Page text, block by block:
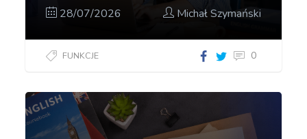
28/07/2026 Michał Szymański
FUNKCJE 0